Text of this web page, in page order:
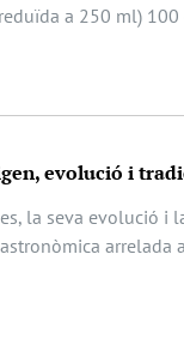
a 250 ml)
evolució i
la seva evolució i
arrelada